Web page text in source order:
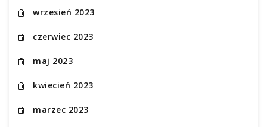
wrzesień 2023
czerwiec 2023
maj 2023
kwiecień 2023
marzec 2023